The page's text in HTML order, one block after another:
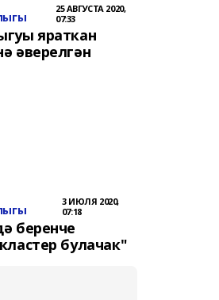
25 АВГУСТА 2020,
07:33
яраткан
әверелгән
3 ИЮЛЯ 2020,
07:18
беренче
булачак"